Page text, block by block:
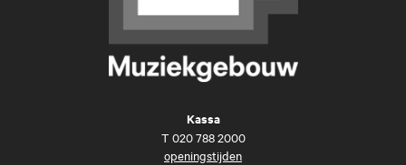
Kassa
T 020 788 2000
openingstijden